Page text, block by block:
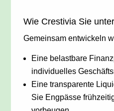
Wie Crestivia Sie
Gemeinsam entwickeln
Eine belastbare
individuelles
Eine transparente
Sie Engpässe